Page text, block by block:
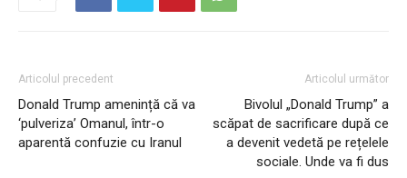
Articolul precedent
Donald Trump amenință că va
‘pulveriza’ Omanul, într-o
aparentă confuzie cu Iranul
Articolul următor
Bivolul „Donald Trump” a
scăpat de sacrificare după ce
a devenit vedetă pe rețelele
sociale. Unde va fi dus